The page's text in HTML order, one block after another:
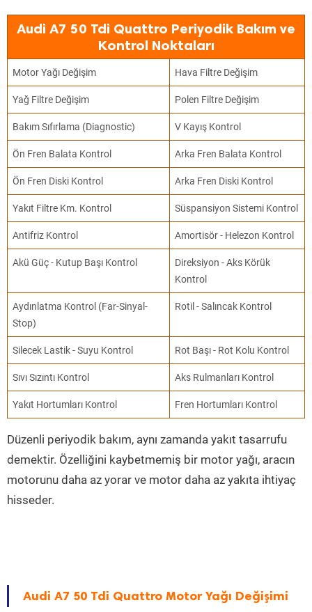
Audi A7 50 Tdi Quattro Periyodik Bakım ve
Kontrol Noktaları
Motor Yağı Değişim Hava Filtre Değişim
Yağ Filtre Değişim Polen Filtre Değişim
Bakım Sıfırlama (Diagnostic) V Kayış Kontrol
Ön Fren Balata Kontrol Arka Fren Balata Kontrol
Ön Fren Diski Kontrol Arka Fren Diski Kontrol
Yakıt Filtre Km. Kontrol Süspansiyon Sistemi Kontrol
Antifriz Kontrol Amortisör - Helezon Kontrol
Akü Güç - Kutup Başı Kontrol
Direksiyon - Aks Körük
Kontrol
Aydınlatma Kontrol (Far-Sinyal-
Stop)
Rotil - Salıncak Kontrol
Silecek Lastik - Suyu Kontrol Rot Başı - Rot Kolu Kontrol
Sıvı Sızıntı Kontrol Aks Rulmanları Kontrol
Yakıt Hortumları Kontrol Fren Hortumları Kontrol
Düzenli periyodik bakım, aynı zamanda yakıt tasarrufu
demektir. Özelliğini kaybetmemiş bir motor yağı, aracın
motorunu daha az yorar ve motor daha az yakıta ihtiyaç
hisseder.
Audi A7 50 Tdi Quattro Motor Yağı Değişimi